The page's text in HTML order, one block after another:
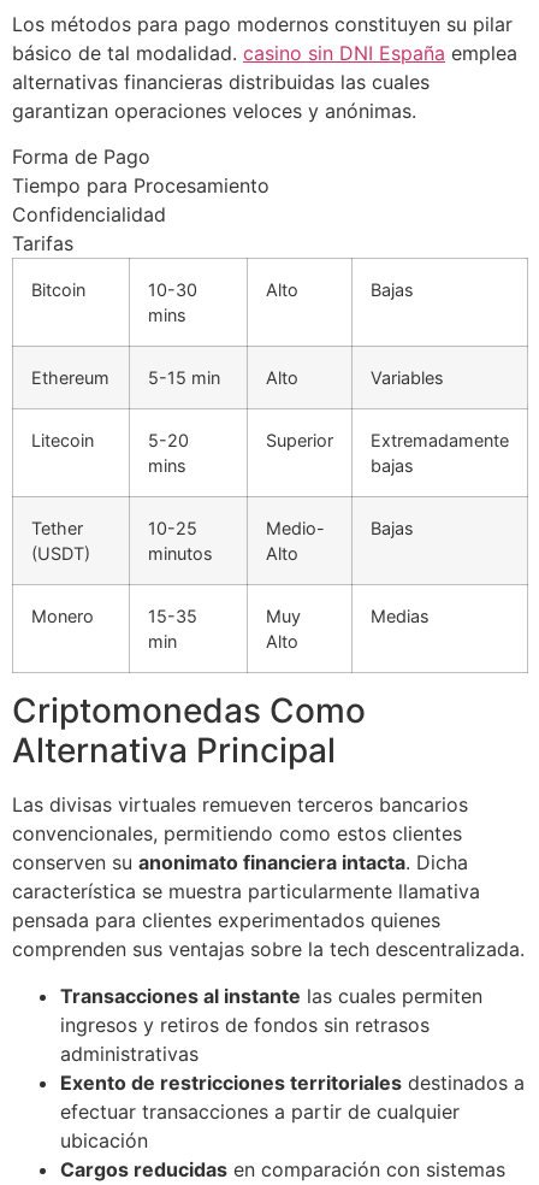
Los métodos para pago modernos constituyen su pilar
básico de tal modalidad. casino sin DNI España emplea
alternativas financieras distribuidas las cuales
garantizan operaciones veloces y anónimas.
Forma de Pago
Tiempo para Procesamiento
Confidencialidad
Tarifas
Bitcoin
10-30
mins
Alto Bajas
Ethereum 5-15 min Alto Variables
Litecoin
5-20
mins
Superior
Extremadamente
bajas
Tether
(USDT)
10-25
minutos
Medio-
Alto
Bajas
Monero
15-35
min
Muy
Alto
Medias
Criptomonedas Como
Alternativa Principal
Las divisas virtuales remueven terceros bancarios
convencionales, permitiendo como estos clientes
conserven su anonimato financiera intacta. Dicha
característica se muestra particularmente llamativa
pensada para clientes experimentados quienes
comprenden sus ventajas sobre la tech descentralizada.
Transacciones al instante las cuales permiten
ingresos y retiros de fondos sin retrasos
administrativas
Exento de restricciones territoriales destinados a
efectuar transacciones a partir de cualquier
ubicación
Cargos reducidas en comparación con sistemas